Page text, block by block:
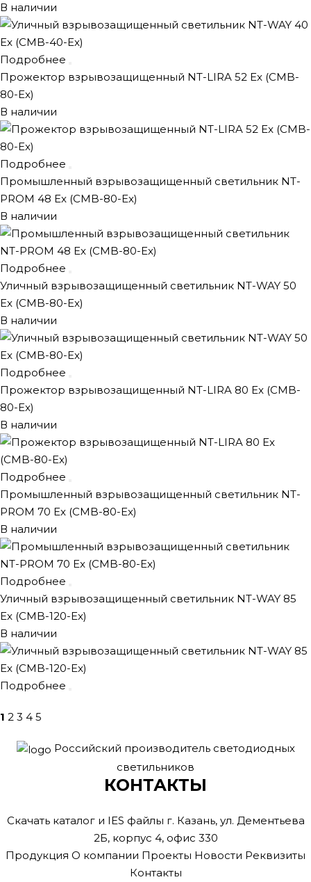
В наличии
Подробнее
Прожектор взрывозащищенный NT-LIRA 52 Ex (CMB-
80-Ex)
В наличии
Подробнее
Промышленный взрывозащищенный светильник NT-
PROM 48 Ex (CMB-80-Ex)
В наличии
Подробнее
Уличный взрывозащищенный светильник NT-WAY 50
Ex (CMB-80-Ex)
В наличии
Подробнее
Прожектор взрывозащищенный NT-LIRA 80 Ex (CMB-
80-Ex)
В наличии
Подробнее
Промышленный взрывозащищенный светильник NT-
PROM 70 Ex (CMB-80-Ex)
В наличии
Подробнее
Уличный взрывозащищенный светильник NT-WAY 85
Ex (CMB-120-Ex)
В наличии
Подробнее
1 2 3 4 5
Российский производитель светодиодных
светильников
КОНТАКТЫ
Скачать каталог и IES файлы г. Казань, ул. Дементьева
2Б, корпус 4, офис 330
Продукция О компании Проекты Новости Реквизиты
Контакты